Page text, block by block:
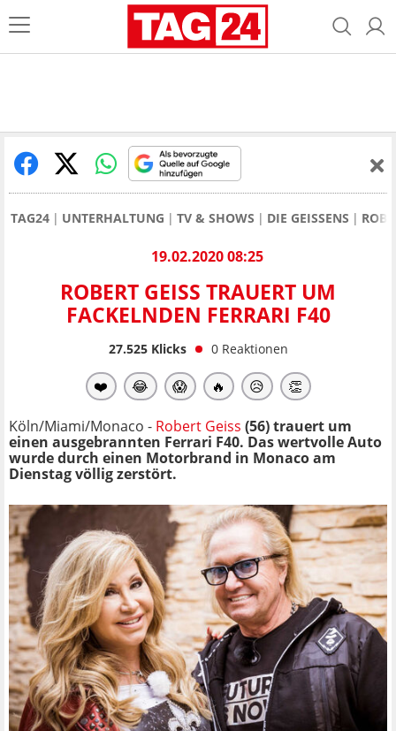
TAG24 UNTERHALTUNG TV & SHOWS DIE GEISSENS
19.02.2020 08:25
ROBERT GEISS TRAUERT UM
FACKELNDEN FERRARI F40
27.525Klicks 0 Reaktionen
❤️ 😂 😱 🔥 😥 👏
Köln/Miami/Monaco - Robert Geiss (56) trauert um
einen ausgebrannten Ferrari F40. Das wertvolle Auto
wurde durch einen Motorbrand in Monaco am
Dienstag völlig zerstört.